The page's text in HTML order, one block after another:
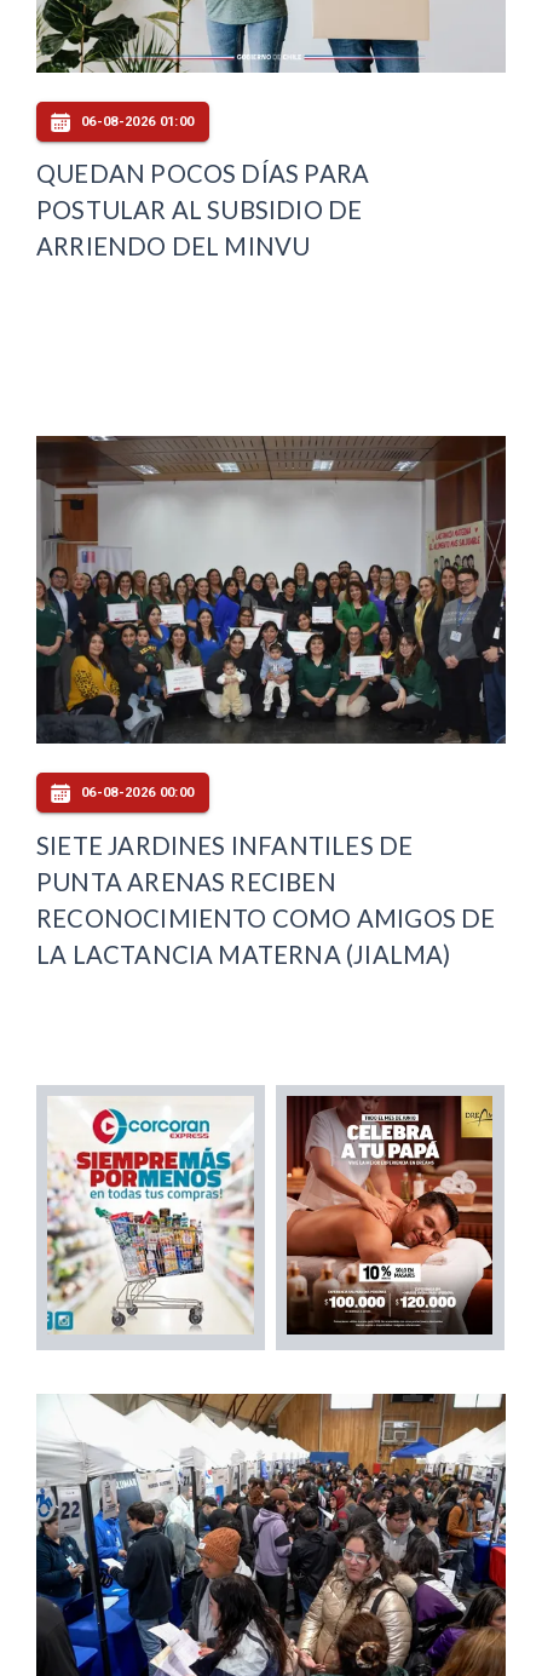
06-08-2026 01:00
QUEDAN POCOS DÍAS PARA
POSTULAR AL SUBSIDIO DE
ARRIENDO DEL MINVU
06-08-2026 00:00
SIETE JARDINES INFANTILES DE
PUNTA ARENAS RECIBEN
RECONOCIMIENTO COMO AMIGOS DE
LA LACTANCIA MATERNA (JIALMA)